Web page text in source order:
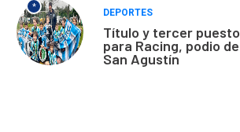
*
DEPORTES
Título y tercer puesto
para Racing, podio de
San Agustín